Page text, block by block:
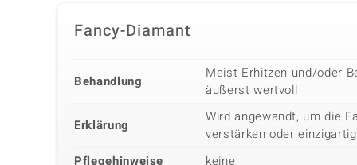
Fancy-Diamant
Behandlung
Meist Erhitzen und/oder
äußerst wertvoll
Erklärung
Wird angewandt, um die
verstärken oder
Pflegehinweise
keine